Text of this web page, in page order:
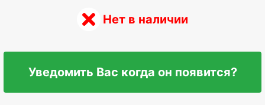
Нет в наличии
Уведомить Вас когда он появится?